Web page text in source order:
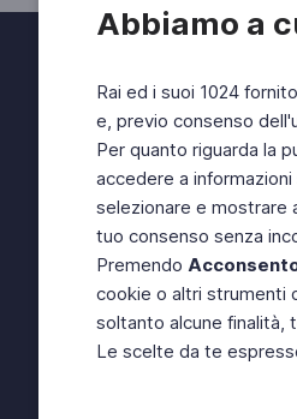
Abbiamo a
Rai ed i suoi 1024
e, previo consenso
Per quanto riguarda la
accedere a
selezionare e mostrare
tuo consenso senza
Premendo
cookie o altri strumenti
soltanto alcune finalità,
Le scelte da te